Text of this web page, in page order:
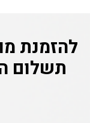
להזמנת
תשלום